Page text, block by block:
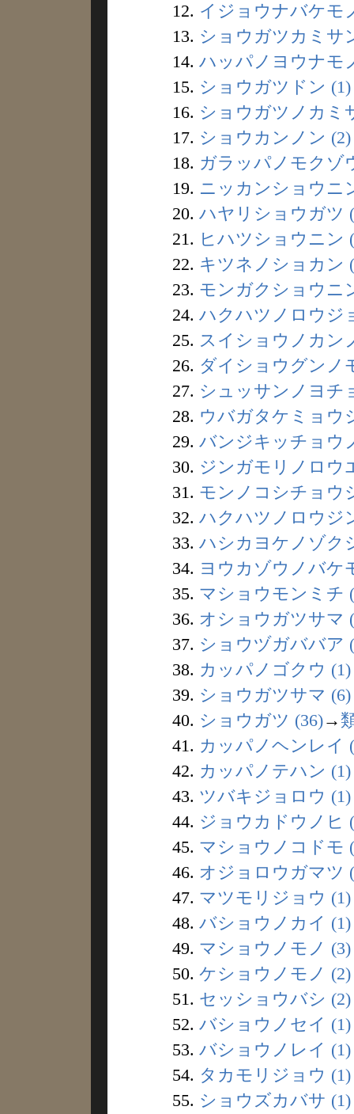
12. イジョウナバケモ
13. ショウガツカミサ
14. ハッパノヨウナモ
15. ショウガツドン (1)
16. ショウガツノカミ
17. ショウカンノン (2)
18. ガラッパノモクゾ
19. ニッカンショウニ
20. ハヤリショウガツ
21. ヒハツショウニン
22. キツネノショカン
23. モンガクショウニ
24. ハクハツノロウジ
25. スイショウノカン
26. ダイショウグンノ
27. シュッサンノヨチ
28. ウバガタケミョウ
29. バンジキッチョウ
30. ジンガモリノロウ
31. モンノコシチョウ
32. ハクハツノロウジ
33. ハシカヨケノゾク
34. ヨウカゾウノバケ
35. マショウモンミチ
36. オショウガツサマ
37. ショウヅガババア
38. カッパノゴクウ (1)
39. ショウガツサマ (6)
40. ショウガツ (36)→
41. カッパノヘンレイ
42. カッパノテハン (1)
43. ツバキジョロウ (1)
44. ジョウカドウノヒ
45. マショウノコドモ
46. オジョロウガマツ
47. マツモリジョウ (1)
48. バショウノカイ (1)
49. マショウノモノ (3)
50. ケショウノモノ (2)
51. セッショウバシ (2)
52. バショウノセイ (1)
53. バショウノレイ (1)
54. タカモリジョウ (1)
55. ショウズカバサ (1)